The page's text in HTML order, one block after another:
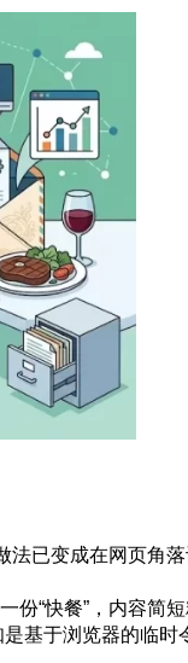
已变成在网页角
份“快餐”，内容简
基于浏览器的临